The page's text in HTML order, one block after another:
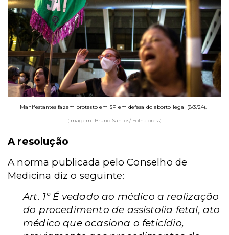
Manifestantes fazem protesto em SP em defesa do aborto legal (8/3/24).
(Imagem: Bruno Santos/ Folhapress)
A resolução
A norma publicada pelo Conselho de
Medicina diz o seguinte:
Art. 1º É vedado ao médico a realização
do procedimento de assistolia fetal, ato
médico que ocasiona o feticídio,